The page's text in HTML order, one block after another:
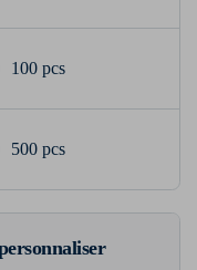
100 pcs
500 pcs